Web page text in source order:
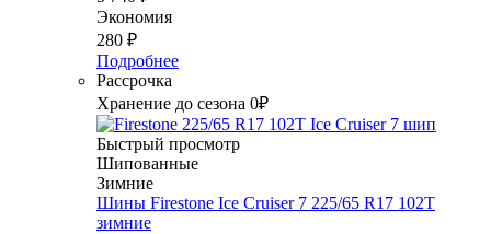
Экономия
280 ₽
Подробнее
Рассрочка
Хранение до сезона 0₽
Быстрый просмотр
Шипованные
Зимние
Шины Firestone Ice Cruiser 7 225/65 R17 102T
зимние